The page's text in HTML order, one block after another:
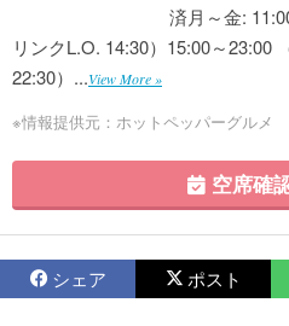
済月～金:
リンクL.O. 14:30）15:00～23:00
22:30）...View More »
※情報提供元：ホットペッパーグルメ
空席確
シェア ポスト